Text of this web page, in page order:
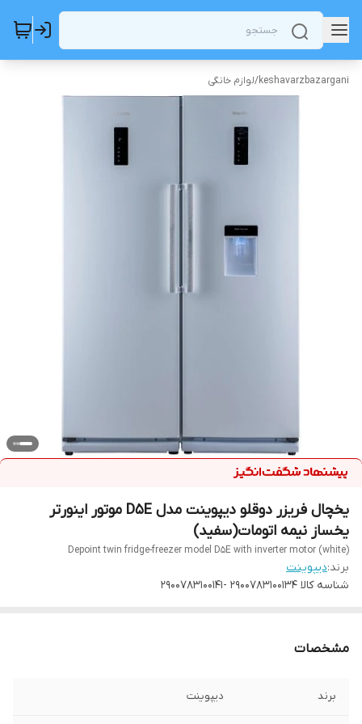
keshavarzbazargani
/لوازم خانگی
یخچال فریزر دوقلو دیپوینت مدل D5E موتور اینورتر
یخساز نیمه اتومات(سفید)
Depoint twin fridge-freezer model D5E with inverter motor (white)
برند:دیپوینت
شناسه کالا 2900783100134 -2900783100141
مشخصات
برند دیپوینت